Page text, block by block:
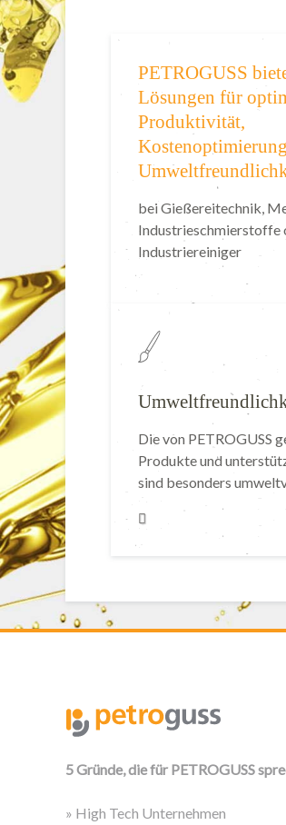
PETROGUSS
Lösungen für
Produktivität,
bei Gießereitechnik,
Industrieschmierstoffe
Industriereiniger
Die von PETROGUSS
Produkte und
sind besonders
5 Gründe, die für PETROGUSS
» High Tech Unternehmen